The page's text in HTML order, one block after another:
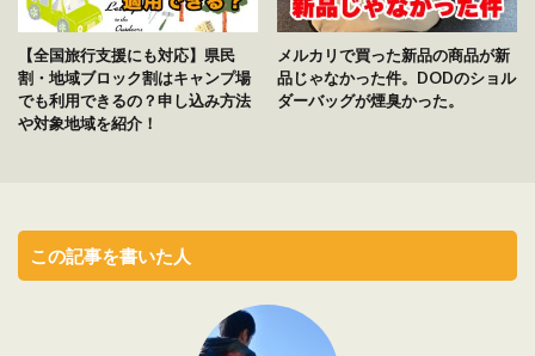
【全国旅行支援にも対応】県民
割・地域ブロック割はキャンプ場
でも利用できるの？申し込み方法
や対象地域を紹介！
メルカリで買った新品の商品が新
品じゃなかった件。DODのショル
ダーバッグが煙臭かった。
この記事を書いた人